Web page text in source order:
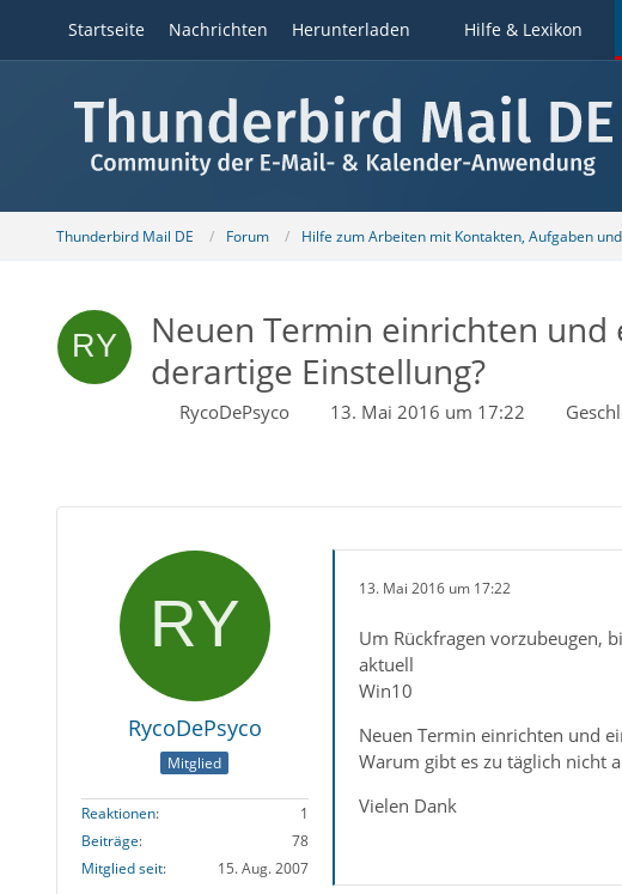
Startseite Nachrichten Herunterladen Hilfe & Lexikon
Thunderbird Mail DE Forum Hilfe zum Arbeiten mit Kontakten, Aufgaben
Neuen Termin einrichten
derartige Einstellung?
RycoDePsyco 13. Mai 2016 um 17:22
RycoDePsyco
Mitglied
Reaktionen
1
Beiträge
78
Mitglied seit
15. Aug. 2007
13. Mai 2016 um 17:22
Um Rückfragen vorzubeugen,
aktuell
Win10
Neuen Termin einrichten und
Warum gibt es zu täglich nicht
Vielen Dank